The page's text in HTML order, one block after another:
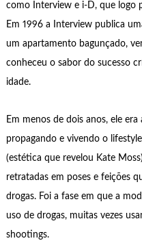
como Interview e i-D, que logo
Em 1996 a Interview publica
um apartamento bagunçado,
conheceu o sabor do sucesso
idade.
Em menos de dois anos, ele
propagando e vivendo o
(estética que revelou Kate
retratadas em poses e feições
drogas. Foi a fase em que a
uso de drogas, muitas vezes
shootings.